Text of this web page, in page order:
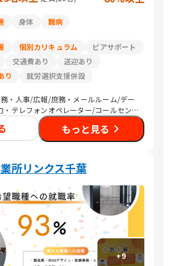
身体
難病
個別カリキュラム
ピアサポート
交通費あり
送迎あり
り
就労選択支援併設
・人事/広報/庶務・メールルーム/デー
テレフォンオペレーター/コールセンタ
検品/組立・組付け/その他軽作業/その
客/バックヤード・商品管理/その他販
オペレーター/その他クリエイティブ/デ
ンジニア/社内情報システム/その他IT/ヘ
ー/看護師/介護職員・ヘルパー/清掃/警
もっと見る
所リンクス千葉
+9